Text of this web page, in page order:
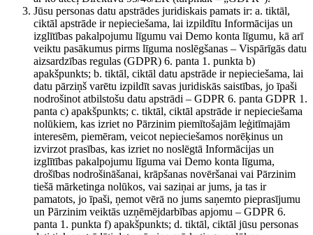
Jūsu personas datu apstrādes juridiskais pamats ir: a. tiktāl,
ciktāl apstrāde ir nepieciešama, lai izpildītu Informācijas un
izglītības pakalpojumu līgumu vai Demo konta līgumu, kā arī
veiktu pasākumus pirms līguma noslēgšanas – Vispārīgās datu
aizsardzības regulas (GDPR) 6. panta 1. punkta b)
apakšpunkts; b. tiktāl, ciktāl datu apstrāde ir nepieciešama, lai
datu pārziņš varētu izpildīt savas juridiskās saistības, jo īpaši
nodrošinot atbilstošu datu apstrādi – GDPR 6. panta GDPR 1.
panta c) apakšpunkts; c. tiktāl, ciktāl apstrāde ir nepieciešama
nolūkiem, kas izriet no Pārzinim piemītošajām leģitīmajām
interesēm, piemēram, veicot nepieciešamos norēķinus un
izvirzot prasības, kas izriet no noslēgtā Informācijas un
izglītības pakalpojumu līguma vai Demo konta līguma,
drošības nodrošināšanai, krāpšanas novēršanai vai Pārzinim
tiešā mārketinga nolūkos, vai saziņai ar jums, ja tas ir
pamatots, jo īpaši, ņemot vērā no jums saņemto pieprasījumu
un Pārzinim veiktās uzņēmējdarbības apjomu – GDPR 6.
panta 1. punkta f) apakšpunkts; d. tiktāl, ciktāl jūsu personas